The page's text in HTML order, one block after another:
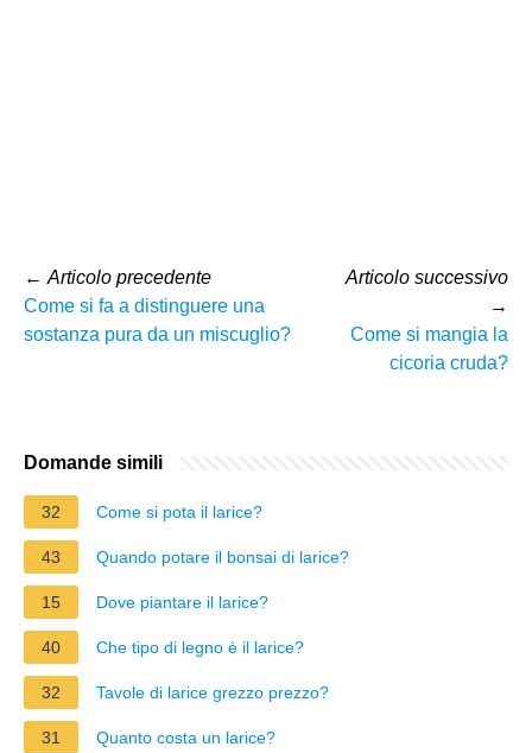
← Articolo precedente
Come si fa a distinguere una
sostanza pura da un miscuglio?
Articolo successivo
→
Come si mangia la
cicoria cruda?
Domande simili
32 Come si pota il larice?
43 Quando potare il bonsai di larice?
15 Dove piantare il larice?
40 Che tipo di legno è il larice?
32 Tavole di larice grezzo prezzo?
31 Quanto costa un larice?